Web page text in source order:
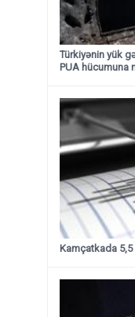
Türkiyənin yük
PUA hücumuna
Kamçatkada